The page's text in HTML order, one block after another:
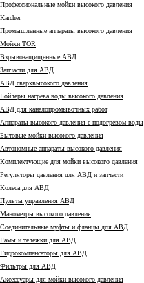
Профессиональные мойки высокого давления
Karcher
Промышленные аппараты высокого давления
Мойки TOR
Взрывозащищенные АВД
Запчасти для АВД
АВД сверхвысокого давления
Бойлеры нагрева воды высокого давления
АВД для каналопромывочных работ
Аппараты высокого давления с подогревом воды
Бытовые мойки высокого давления
Автономные аппараты высокого давления
Комплектующие для мойки высокого давления
Регуляторы давления для АВД и запчасти
Колеса для АВД
Пульты управления АВД
Манометры высокого давления
Соединительные муфты и фланцы для АВД
Рамы и тележки для АВД
Гидрокомпенсаторы для АВД
Фильтры для АВД
Аксессуары для мойки высокого давления